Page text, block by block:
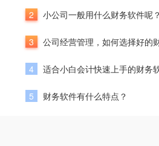
2 小公司一般用什么财务软件呢？
3 公司经营管理，如何选择好的
4 适合小白会计快速上手的财务
5 财务软件有什么特点？